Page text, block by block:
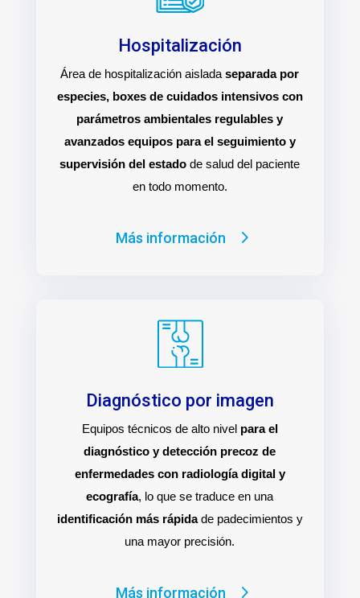
Hospitalización
Área de hospitalización aisladaseparada por
especies, boxes de cuidados intensivos con
parámetros ambientales regulables y
avanzados equipos para el seguimiento y
supervisión del estado de salud del paciente
en todo momento.
Más información
Diagnóstico por imagen
Equipos técnicos de alto nivel para el
diagnóstico y detección precoz de
enfermedades con radiología digital y
ecografía, lo que se traduce en una
identificación más rápidade padecimientos y
una mayor precisión.
Más información